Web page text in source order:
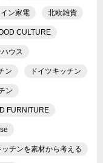
ン家電 北欧雑貨
CULTURE
ウス
ン ドイツキッチン
ン
FURNITURE
ッチンを素材から考える